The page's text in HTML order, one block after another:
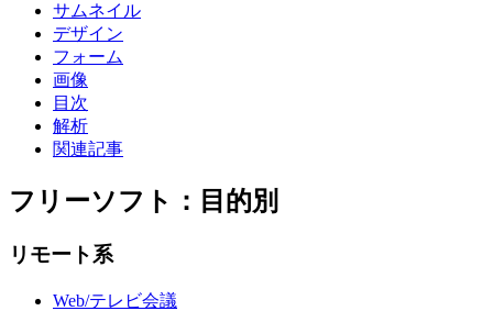
サムネイル
デザイン
フォーム
画像
目次
解析
関連記事
フリーソフト：目的別
リモート系
Web/テレビ会議